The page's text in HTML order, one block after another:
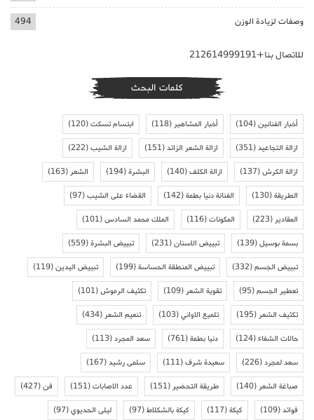
وصفات لزيادة الوزن 494
للاتصال بنا+212614999191
كلمات البحث
أخبار الفنانين(104) أخبار المشاهير (118) ابتسام تسكت(120)
ازالة التجاعيد(351) ازالة الشعر الزائد(151) ازالة الشيب(222)
ازالة الكرش(137) ازالة الكلف(140) البشرة(194) الشعر (163)
الطريقة(130) الفنانة دنيا بطمة(142) القضاء على الشيب(97)
المقادير (223) المكونات(116) الملك محمد السادس(101)
بسمة بوسيل(139) تبييض الاسنان(231) تبييض البشرة(559)
تبييض الجسم(332) تبييض المنطقة الحساسة(199) تبييض اليدين(119)
تعطير الجسم(95) تقوية الشعر (109) تكثيف الرموش(101)
تكثيف الشعر (195) تلميع الاواني(103) تنعيم الشعر (434)
حالات الشفاء(124) دنيا بطمة(761) سعد المجرد(113)
سعد لمجرد(226) سعيدة شرف(111) سلمى رشيد(167)
صباغة الشعر (140) طريقة التحضير (151) عدد الاصابات(151) فن(427)
فوائد(109) كيكة(117) كيكة بالشكلاط(97) ليلى الحديوي(97)